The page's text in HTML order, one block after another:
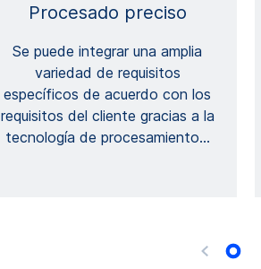
Procesado preciso
Se puede integrar una amplia
variedad de requisitos
específicos de acuerdo con los
requisitos del cliente gracias a la
tecnología de procesamiento…